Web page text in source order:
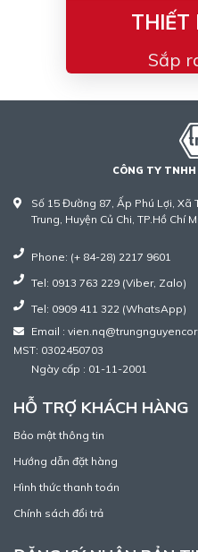
THIẾT
Sắp
CÔNG TY
Số 15 Đường 87, Ấp Phú Lợi, Xã
Trung, Huyện Củ Chi, TP.Hồ Chí
Phone: (+ 84-28) 2217 9601
Tel: 0913 763 229 (Viber, Zalo)
Tel: 0909 411 322 (WhatsApp)
Email :
MST: 0302450703
Ngày cấp : 01-11-2001
HỖ TRỢ KHÁCH HÀNG
Bảo mật thông tin
Hướng dẫn đặt hàng
Hình thức thanh toán
Chính sách đổi trả